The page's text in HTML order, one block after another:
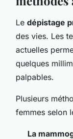
Le dépistage
des vies. Les
actuelles
quelques
palpables.
Plusieurs
femmes selon
La